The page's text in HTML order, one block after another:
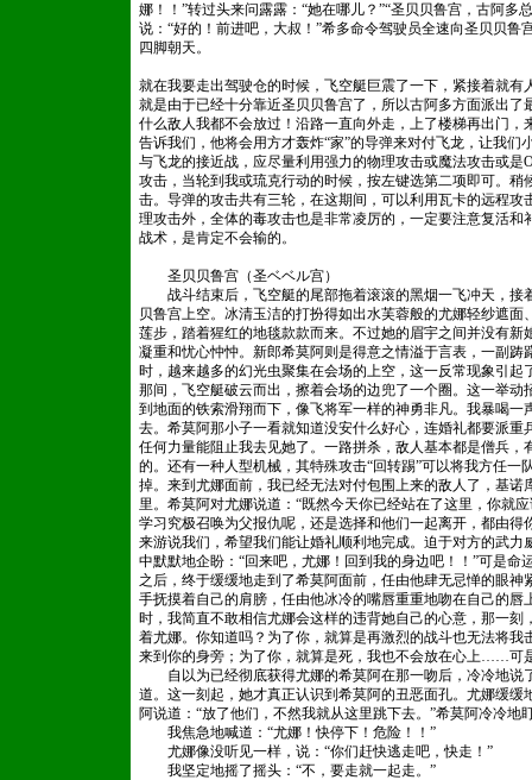
娜！！”转过头来问露露：“她在哪儿？”“圣贝贝鲁宫，古阿多
说：“好的！前进吧，大叔！”希多命令驾驶员全速向圣贝贝
四脚朝天。
就在我要走出驾驶仓的时候，飞空艇巨震了一下，紧接着就
就是由于已经十分靠近圣贝贝鲁宫了，所以古阿多方面派出
什么敌人我都不会放过！沿路一直向外走，上了楼梯再出门
告诉我们，他将会用方才轰炸“家”的导弹来对付飞龙，让我
与飞龙的接近战，应尽量利用强力的物理攻击或魔法攻击或
攻击，当轮到我或琉克行动的时候，按左键选第二项即可。
击。导弹的攻击共有三轮，在这期间，可以利用瓦卡的远程
理攻击外，全体的毒攻击也是非常凌厉的，一定要注意复活
战术，是肯定不会输的。
圣贝贝鲁宫（圣ベベル宫）
战斗结束后，飞空艇的尾部拖着滚滚的黑烟一飞冲天，接
贝鲁宫上空。冰清玉洁的打扮得如出水芙蓉般的尤娜轻纱遮
莲步，踏着猩红的地毯款款而来。不过她的眉宇之间并没有
凝重和忧心忡忡。新郎希莫阿则是得意之情溢于言表，一副
时，越来越多的幻光虫聚集在会场的上空，这一反常现象引
那间，飞空艇破云而出，擦着会场的边兜了一个圈。这一举
到地面的铁索滑翔而下，像飞将军一样的神勇非凡。我暴喝一
去。希莫阿那小子一看就知道没安什么好心，连婚礼都要派
任何力量能阻止我去见她了。一路拼杀，敌人基本都是僧兵
的。还有一种人型机械，其特殊攻击“回转踢”可以将我方任一
掉。来到尤娜面前，我已经无法对付包围上来的敌人了，基
里。希莫阿对尤娜说道：“既然今天你已经站在了这里，你就
学习究极召唤为父报仇呢，还是选择和他们一起离开，都由得
来游说我们，希望我们能让婚礼顺利地完成。迫于对方的武
中默默地企盼：“回来吧，尤娜！回到我的身边吧！！”可是
之后，终于缓缓地走到了希莫阿面前，任由他肆无忌惮的眼
手抚摸着自己的肩膀，任由他冰冷的嘴唇重重地吻在自己的
时，我简直不敢相信尤娜会这样的违背她自己的心意，那一
着尤娜。你知道吗？为了你，就算是再激烈的战斗也无法将
来到你的身旁；为了你，就算是死，我也不会放在心上……可
自以为已经彻底获得尤娜的希莫阿在那一吻后，冷冷地说
道。这一刻起，她才真正认识到希莫阿的丑恶面孔。尤娜缓
阿说道：“放了他们，不然我就从这里跳下去。”希莫阿冷冷地
我焦急地喊道：“尤娜！快停下！危险！！”
尤娜像没听见一样，说：“你们赶快逃走吧，快走！”
我坚定地摇了摇头：“不，要走就一起走。”